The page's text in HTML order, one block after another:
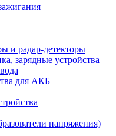
и радар-детекторы
зарядные устройства
для АКБ
напряжения)